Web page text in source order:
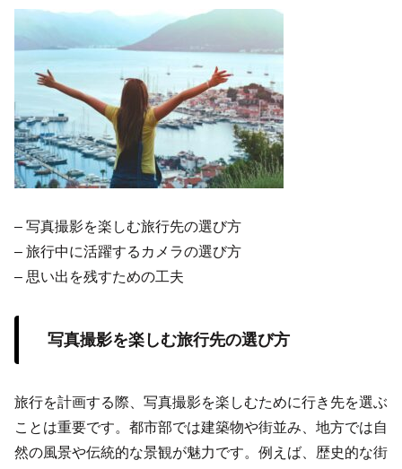
– 写真撮影を楽しむ旅行先の選び方
– 旅行中に活躍するカメラの選び方
– 思い出を残すための工夫
写真撮影を楽しむ旅行先の選び方
旅行を計画する際、写真撮影を楽しむために行き先を選ぶ
ことは重要です。都市部では建築物や街並み、地方では自
然の風景や伝統的な景観が魅力です。例えば、歴史的な街